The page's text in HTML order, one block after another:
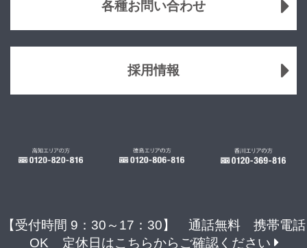
各種お問い合わせ
採用情報
【受付時間 9：30～17：30】 通話無料 携帯電話
OK
定休日はこちらからご確認ください